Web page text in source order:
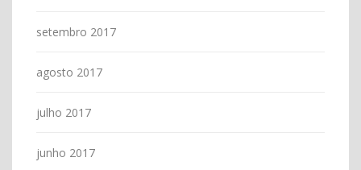
setembro 2017
agosto 2017
julho 2017
junho 2017